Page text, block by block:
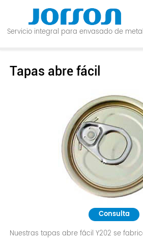
Servicio integral para envasado de metal
Tapas abre fácil
Consulta
Nuestras tapas abre fácil Y202 se